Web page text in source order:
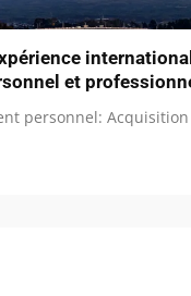
et
personnel: